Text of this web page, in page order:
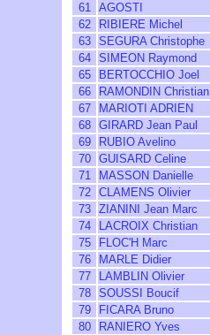
61
AGOSTI
62
RIBIERE Michel
63
SEGURA Christophe
64
SIMEON Raymond
65
BERTOCCHIO Joel
66
RAMONDIN Christian
67
MARIOTI ADRIEN
68
GIRARD Jean Paul
69
RUBIO Avelino
70
GUISARD Celine
71
MASSON Danielle
72
CLAMENS Olivier
73
ZIANINI Jean Marc
74
LACROIX Christian
75
FLOC'H Marc
76
MARLE Didier
77
LAMBLIN Olivier
78
SOUSSI Boucif
79
FICARA Bruno
80
RANIERO Yves